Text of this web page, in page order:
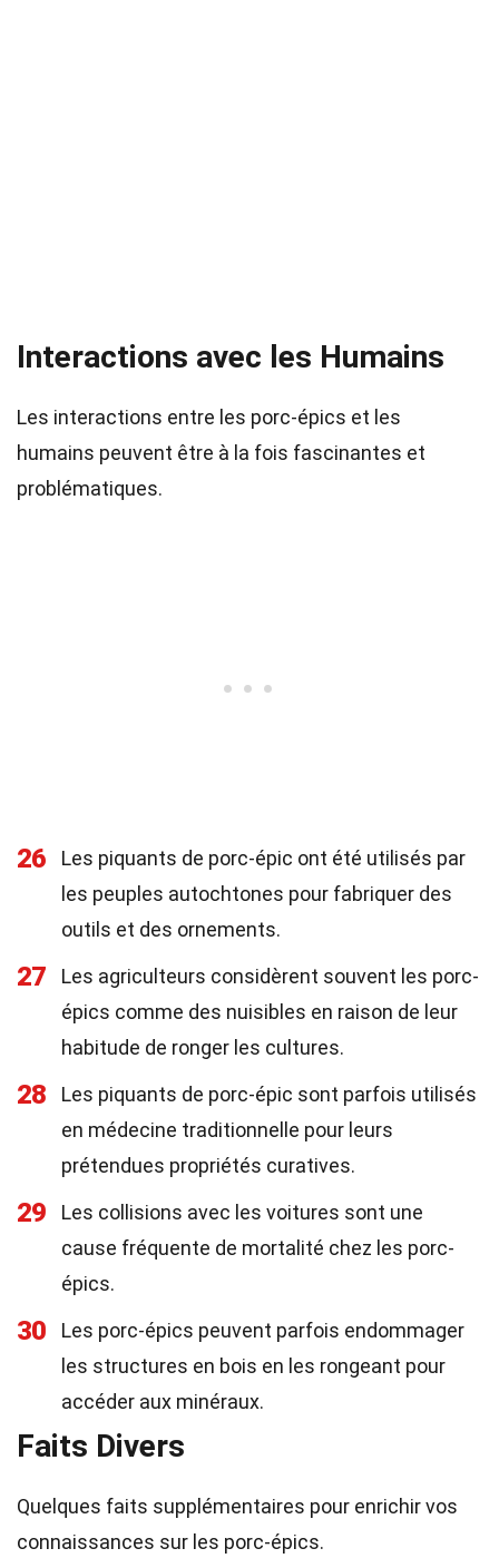
Interactions avec les Humains
Les interactions entre les porc-épics et les
humains peuvent être à la fois fascinantes et
problématiques.
26
Les piquants de porc-épic ont été utilisés par
les peuples autochtones pour fabriquer des
outils et des ornements.
27
Les agriculteurs considèrent souvent les porc-
épics comme des nuisibles en raison de leur
habitude de ronger les cultures.
28
Les piquants de porc-épic sont parfois utilisés
en médecine traditionnelle pour leurs
prétendues propriétés curatives.
29
Les collisions avec les voitures sont une
cause fréquente de mortalité chez les porc-
épics.
30
Les porc-épics peuvent parfois endommager
les structures en bois en les rongeant pour
accéder aux minéraux.
Faits Divers
Quelques faits supplémentaires pour enrichir vos
connaissances sur les porc-épics.